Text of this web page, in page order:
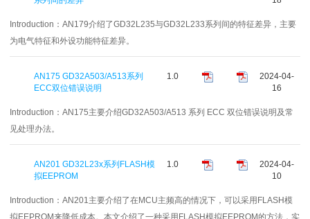
Introduction： AN179介绍了GD32L235与GD32L233系列间的特征差异，主要
为电气特征和外设功能特征差异。
AN175 GD32A503/A513系列
ECC双位错误说明
1.0
2024-04-
16
Introduction： AN175主要介绍GD32A503/A513 系列 ECC 双位错误说明及常
见处理办法。
AN201 GD32L23x系列FLASH模
拟EEPROM
1.0
2024-04-
10
Introduction： AN201主要介绍了在MCU主频高的情况下，可以采用FLASH模
拟EEPROM来降低成本。本文介绍了一种采用FLASH模拟EEPROM的方法，实